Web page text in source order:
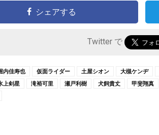
シェアする
Twitter で
内佳寿也 仮面ライダー 土屋シオン 大槻ケンヂ
上剣星 滝裕可里 瀬戸利樹 犬飼貴丈 甲斐翔真